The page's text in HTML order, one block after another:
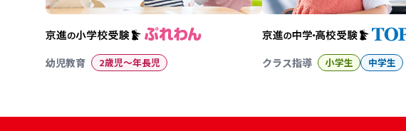
幼児教育 2歳児〜年長児 クラス指導 小学生 中学生